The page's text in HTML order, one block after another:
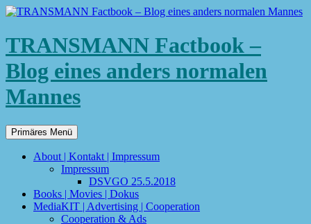
TRANSMANN Factbook –
Blog eines anders normalen
Mannes
Suchen
Primäres Menü Zum
Inhalt
springen
About | Kontakt | Impressum
Impressum
DSVGO 25.5.2018
Books | Movies | Dokus
MediaKIT | Advertising | Cooperation
Cooperation & Ads